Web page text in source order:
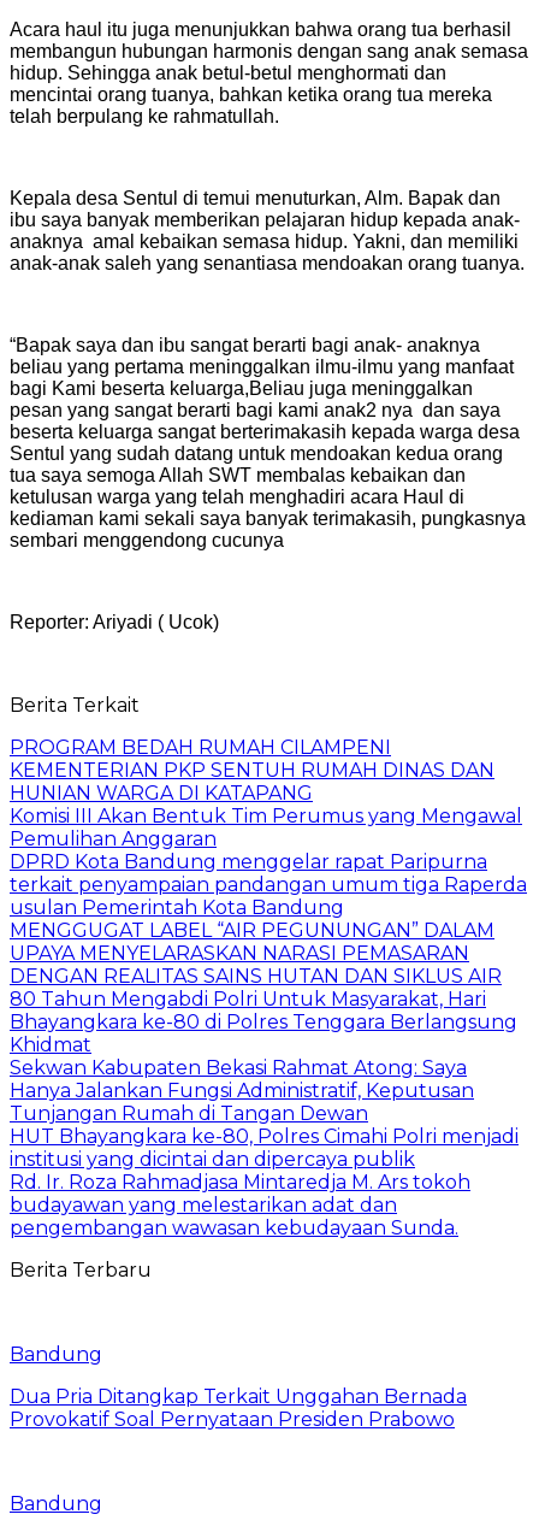
Acara haul itu juga menunjukkan bahwa orang tua berhasil
membangun hubungan harmonis dengan sang anak semasa
hidup. Sehingga anak betul-betul menghormati dan
mencintai orang tuanya, bahkan ketika orang tua mereka
telah berpulang ke rahmatullah.
Kepala desa Sentul di temui menuturkan, Alm. Bapak dan
ibu saya banyak memberikan pelajaran hidup kepada anak-
anaknya amal kebaikan semasa hidup. Yakni, dan memiliki
anak-anak saleh yang senantiasa mendoakan orang tuanya.
“Bapak saya dan ibu sangat berarti bagi anak- anaknya
beliau yang pertama meninggalkan ilmu-ilmu yang manfaat
bagi Kami beserta keluarga,Beliau juga meninggalkan
pesan yang sangat berarti bagi kami anak2 nya dan saya
beserta keluarga sangat berterimakasih kepada warga desa
Sentul yang sudah datang untuk mendoakan kedua orang
tua saya semoga Allah SWT membalas kebaikan dan
ketulusan warga yang telah menghadiri acara Haul di
kediaman kami sekali saya banyak terimakasih, pungkasnya
sembari menggendong cucunya
Reporter: Ariyadi ( Ucok)
Berita Terkait
PROGRAM BEDAH RUMAH CILAMPENI
KEMENTERIAN PKP SENTUH RUMAH DINAS DAN
HUNIAN WARGA DI KATAPANG
Komisi III Akan Bentuk Tim Perumus yang Mengawal
Pemulihan Anggaran
DPRD Kota Bandung menggelar rapat Paripurna
terkait penyampaian pandangan umum tiga Raperda
usulan Pemerintah Kota Bandung
MENGGUGAT LABEL “AIR PEGUNUNGAN” DALAM
UPAYA MENYELARASKAN NARASI PEMASARAN
DENGAN REALITAS SAINS HUTAN DAN SIKLUS AIR
80 Tahun Mengabdi Polri Untuk Masyarakat, Hari
Bhayangkara ke-80 di Polres Tenggara Berlangsung
Khidmat
Sekwan Kabupaten Bekasi Rahmat Atong: Saya
Hanya Jalankan Fungsi Administratif, Keputusan
Tunjangan Rumah di Tangan Dewan
HUT Bhayangkara ke-80, Polres Cimahi Polri menjadi
institusi yang dicintai dan dipercaya publik
Rd. Ir. Roza Rahmadjasa Mintaredja M. Ars tokoh
budayawan yang melestarikan adat dan
pengembangan wawasan kebudayaan Sunda.
Berita Terbaru
Bandung
Dua Pria Ditangkap Terkait Unggahan Bernada
Provokatif Soal Pernyataan Presiden Prabowo
Bandung